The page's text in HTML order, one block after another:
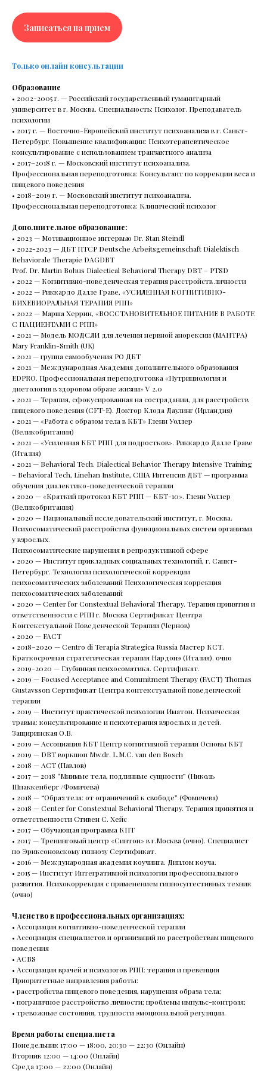
Записаться на прием
Только онлайн консультации
Образование
• 2002-2005 г. — Российский государственный гуманитарный
университет в г. Москва. Специальность: Психолог. Преподаватель
психологии
• 2017 г. — Восточно-Европейский институт психоанализа в г. Санкт-
Петербург. Повышение квалификации: Психотерапевтическое
консультирование с использованием транзактного анализа
• 2017–2018 г. — Московский институт психоанализа.
Профессиональная переподготовка: Консультант по коррекции веса и
пищевого поведения
• 2018–2019 г. — Московский институт психоанализа.
Профессиональная переподготовка: Клинический психолог
Дополнительное образование:
• 2023 — Мотивационное интервью Dr. Stan Steindl
• 2022-2023 — ДБТ ПТСР Deutsche Arbeitsgemeinschaft Dialektisch
Behaviorale Therapie DAGDBT
Prof. Dr. Martin Bohus Dialectical Behavioral Therapy DBT – PTSD
• 2022 — Когнитивно-поведенческая терапия расстройств личности
• 2022 — Риккардо Далле Граве, «УСИЛЕННАЯ КОГНИТИВНО-
БИХЕВИОРАЛЬНАЯ ТЕРАПИЯ РПП»
• 2022 — Марша Херрин, «ВОССТАНОВИТЕЛЬНОЕ ПИТАНИЕ В РАБОТЕ
С ПАЦИЕНТАМИ С РПП»
• 2021 — Модель МОДСЛИ для лечения нервной анорексии (МАНТРА)
Mary Franklin-Smith (UK)
• 2021 — группа самообучения РО ДБТ
• 2021 — Международная Академия дополнительного образования
EDPRO. Профессиональная переподготовка «Нутрициология и
диетология в здоровом образе жизни» V 2.0
• 2021 — Терапия, сфокусированная на сострадании, для расстройств
пищевого поведения (CFT-E). Доктор Клода Даулинг (Ирландия)
• 2021 — «Работа с образом тела в КБТ» Гленн Уоллер
(Великобритания)
• 2021 — «Усиленная КБТ РПП для подростков». Риккардо Далле Граве
(Италия)
• 2021 — Behavioral Tech. Dialectical Behavior Therapy Intensive Training
– Behavioral Tech, Linehan Institute, США Интенсив ДБТ — программа
обучения диалектико-поведенческой терапии
• 2020 — «Краткий протокол КБТ РПП — КБТ-10». Гленн Уоллер
(Великобритания)
• 2020 — Национальный исследовательский институт, г. Москва.
Психосоматический расстройства функциональных систем организма
у взрослых.
Психосоматические нарушения в репродуктивной сфере
• 2020 — Институт прикладных социальных технологий, г. Санкт-
Петербург. Технологии психологической коррекции
психосоматических заболеваний Психологическая коррекция
психосоматических заболеваний
• 2020 — Сenter for Constextual Behavioral Therapy. Терапия принятия и
ответственности с РПП г. Москва Сертификат Центра
Контекстуальной Поведенческой Терапии (Чернов)
• 2020 — FACT
• 2018–2020 — Centro di Terapia Strategica Russia Мастер КСТ.
Краткосрочная стратегическая терапия Нардонэ (Италия). очно
• 2019-2020 — Глубинная психосоматика. Сертификат.
• 2019 — Focused Acceptance and Commitment Therapy (FACT) Thomas
Gustavsson Сертификат Центра контекстуальной поведенческой
терапии
• 2019 — Институт практической психологии Иматон. Психическая
травма: консультирование и психотерапия взрослых и детей.
Защиринская О.В.
• 2019 — Ассоциация КБТ Центр когнитивной терапии Основы КБТ
• 2019 — DBT воркшоп Mw.dr. L.M.C. van den Bosch
• 2018 — АСТ (Павлов)
• 2017 — 2018 “Мнимые тела, подлинные сущности” (Николь
Шнаккенберг /Фомичева)
• 2018 — “Образ тела: от ограничений к свободе” (Фомичева)
• 2018 — Сenter for Constextual Behavioral Therapy. Терапия принятия и
ответственности Стивен С. Хейс
• 2017 — Обучающая программа КПТ
• 2017 — Тренинговый центр «Синтон» в г.Москва (очно). Специалист
по Эриксоновскому гипнозу Сертификат.
• 2016 — Международная академия коучинга. Диплом коуча.
• 2015 — Институт Интегративной психологии профессионального
развития. Психокоррекция с применением гипносуггестивных техник
(очно)
Членство в профессиональных организациях:
• Ассоциация когнитивно-поведенческой терапии
• Ассоциация cпециалистов и организаций по расстройствам пищевого
поведения
• АСВS
• Ассоциация врачей и психологов РПП: терапия и превенция
Приоритетные направления работы:
• расстройства пищевого поведения, нарушения образа тела;
• пограничное расстройство личности; проблемы импульс-контроля;
• тревожные состояния, трудности эмоциональной регуляции.
Время работы специалиста
Понедельник 17:00 — 18:00, 20:30 — 22:30 (Онлайн)
Вторник 12:00 — 14:00 (Онлайн)
Среда 17:00 — 22:00 (Онлайн)
Читать все статьи
РАС и СДВГ: Нейроотличность
у детей и взрослых
В этот раз поговорим о нейроотличных
людях.Вместе с врачом-психиатром Юлией
Строговой узнаем, что такое РАС* и СДВГ** и какие
их симптомы проявляются в разном возрасте.
Поговорим о том, что делать с усталостью при
СДВГ, почему таблетки не лечат аутизм
и не запускают речь.
+7(800)200-24-27
Менделеевская
Москва, ул. Палиха, д. 13, корп. 1, стр. 2, 2-3 этаж
(с 10:00 - 22:00)
Записаться на приём
Психиатрия
Для детей
Блог
Направления
Навигация
Психотерапия
О нас
Услуги Стажировка
Специалисты
Групповые тренинги
Контакты